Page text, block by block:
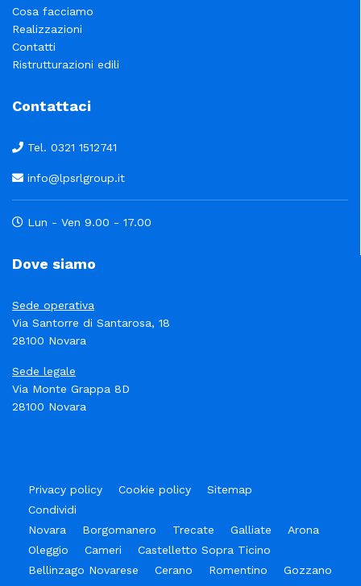
Cosa facciamo
Realizzazioni
Contatti
Ristrutturazioni edili
Contattaci
Tel. 0321 1512741
info@lpsrlgroup.it
Lun - Ven 9.00 - 17.00
Dove siamo
Sede operativa
Via Santorre di Santarosa, 18
28100 Novara
Sede legale
Via Monte Grappa 8D
28100 Novara
Privacy policy Cookie policy
Sitemap
Condividi
Novara
Borgomanero Trecate Galliate
Arona
Oleggio
Cameri
Castelletto Sopra Ticino
Bellinzago Novarese
Cerano Romentino
Gozzano